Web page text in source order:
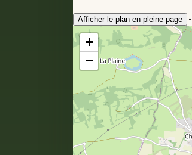
Afficher le plan en pleine page -